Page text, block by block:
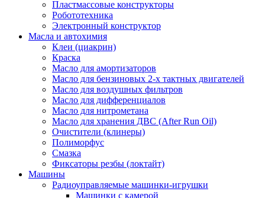
Пластмассовые конструкторы
Робототехника
Электронный конструктор
Масла и автохимия
Клеи (циакрин)
Краска
Масло для амортизаторов
Масло для бензиновых 2-х тактных двигателей
Масло для воздушных фильтров
Масло для дифференциалов
Масло для нитрометана
Масло для хранения ДВС (After Run Oil)
Очистители (клинеры)
Полиморфус
Смазка
Фиксаторы резбы (локтайт)
Машины
Радиоуправляемые машинки-игрушки
Машинки с камерой